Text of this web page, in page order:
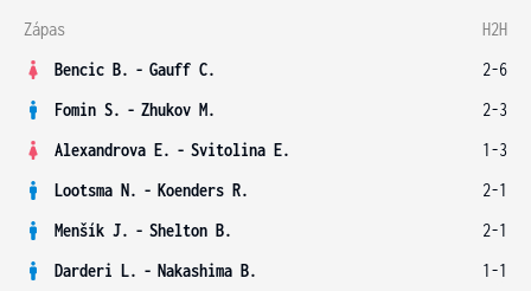
Zápas
H2H
Bencic B. - Gauff C.
2-6
Fomin S. - Zhukov M.
2-3
Alexandrova E. - Svitolina E.
1-3
Lootsma N. - Koenders R.
2-1
Menšík J. - Shelton B.
2-1
Darderi L. - Nakashima B. 1-1